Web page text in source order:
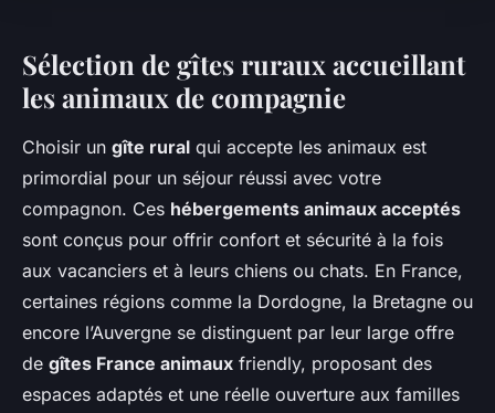
Sélection de gîtes ruraux accueillant
les animaux de compagnie
Choisir un gîte rural qui accepte les animaux est
primordial pour un séjour réussi avec votre
compagnon. Ces hébergements animaux acceptés
sont conçus pour offrir confort et sécurité à la fois
aux vacanciers et à leurs chiens ou chats. En France,
certaines régions comme la Dordogne, la Bretagne ou
encore l’Auvergne se distinguent par leur large offre
de gîtes France animaux friendly, proposant des
espaces adaptés et une réelle ouverture aux familles